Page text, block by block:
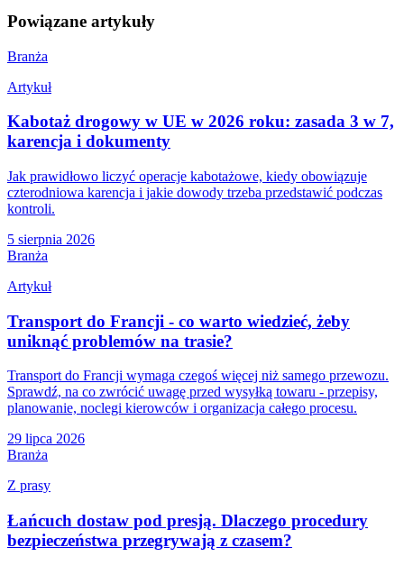
Powiązane artykuły
Branża
Artykuł
Kabotaż drogowy w UE w 2026 roku: zasada 3 w 7,
karencja i dokumenty
Jak prawidłowo liczyć operacje kabotażowe, kiedy obowiązuje
czterodniowa karencja i jakie dowody trzeba przedstawić podczas
kontroli.
5 sierpnia 2026
Branża
Artykuł
Transport do Francji - co warto wiedzieć, żeby
uniknąć problemów na trasie?
Transport do Francji wymaga czegoś więcej niż samego przewozu.
Sprawdź, na co zwrócić uwagę przed wysyłką towaru - przepisy,
planowanie, noclegi kierowców i organizacja całego procesu.
29 lipca 2026
Branża
Z prasy
Łańcuch dostaw pod presją. Dlaczego procedury
bezpieczeństwa przegrywają z czasem?